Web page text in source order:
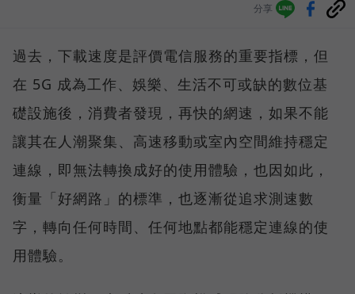
分享
過去，下載速度是評價電信服務的重要指標，但
在 5G 成為工作、娛樂、生活不可或缺的數位基
礎設施後，消費者發現，再快的網速，如果不能
讓其在人潮聚集、高速移動或室內空間維持穩定
連線，即無法轉換成好的使用體驗，也因如此，
衡量「好網路」的標準，也逐漸從追求測速數
字，轉向任何時間、任何地點都能穩定連線的使
用體驗。